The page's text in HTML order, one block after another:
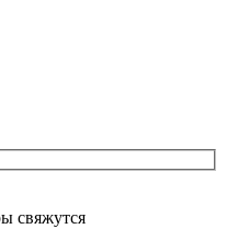
свяжутся